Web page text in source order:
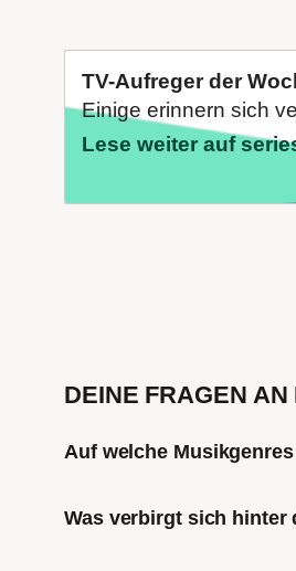
TV-Aufreger der
Einige erinnern sich
Lese weiter auf
DEINE FRAGEN AN
Auf welche
Was verbirgt sich hinter